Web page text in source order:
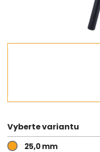
Vyberte variantu
25,0 mm